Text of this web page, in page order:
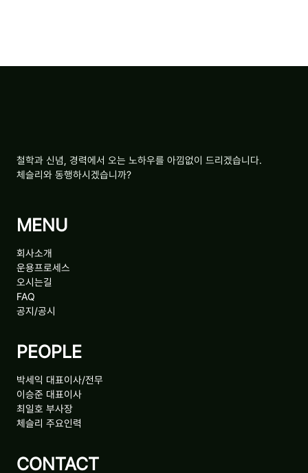
철학과 신념, 경력에서 오는 노하우를 아낌없이 드리겠습니다.
체슬리와 동행하시겠습니까?
MENU
회사소개
운용프로세스
오시는길
FAQ
공지/공시
PEOPLE
박세익 대표이사/전무
이승준 대표이사
최일호 부사장
체슬리 주요인력
CONTACT